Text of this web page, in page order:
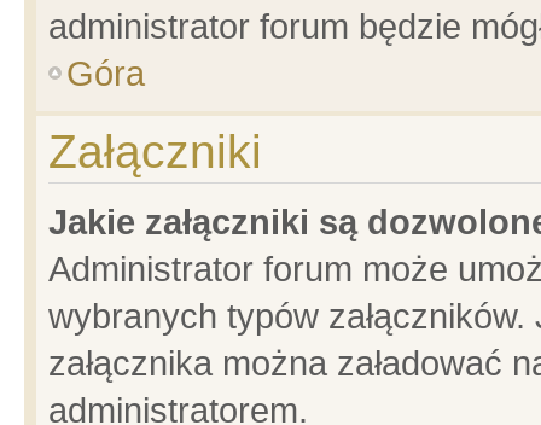
administrator forum będzie
Góra
Załączniki
Jakie załączniki są
Administrator forum może
wybranych typów
załącznika można załadować
administratorem.